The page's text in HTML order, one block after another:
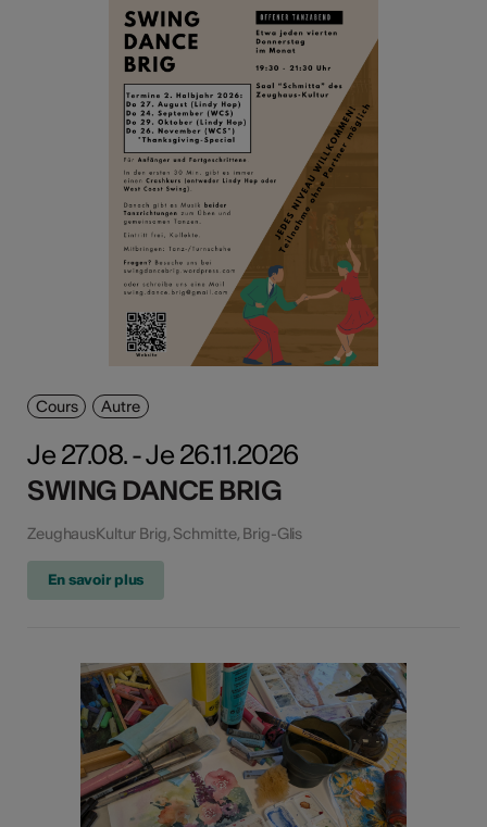
Cours Autre
Je 27.08. - Je 26.11.2026
SWING DANCE BRIG
ZeughausKultur Brig, Schmitte, Brig-Glis
En savoir plus